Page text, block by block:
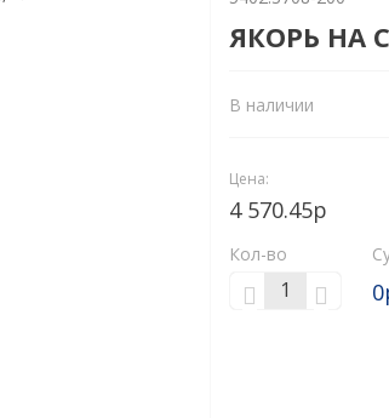
ЯКОРЬ НА
В наличии
Цена:
4 570.45р
Кол-во
0